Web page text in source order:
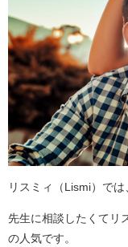
リスミィ（Lismi）で
先生に相談したくてリ
の人気です。